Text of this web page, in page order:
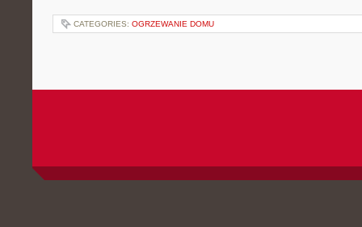
CATEGORIES: OGRZEWANIE DOMU